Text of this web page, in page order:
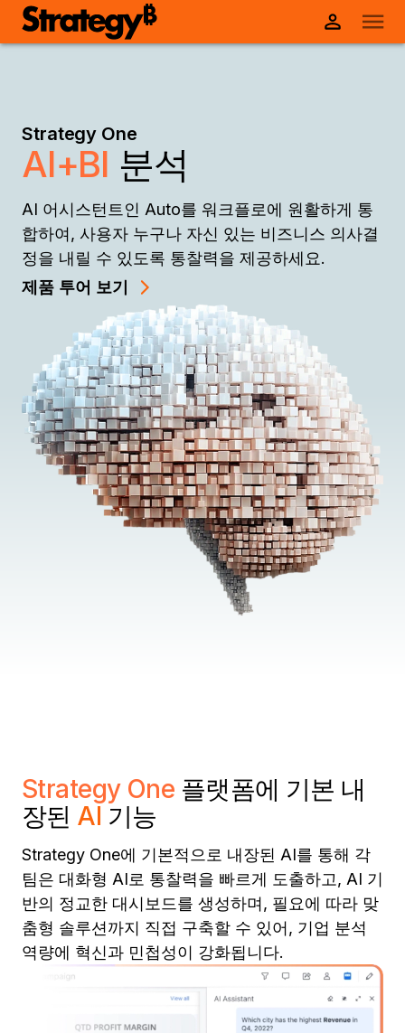
Strategy One
AI+BI 분석
AI 어시스턴트인 Auto를 워크플로에 원활하게 통
합하여, 사용자 누구나 자신 있는 비즈니스 의사결
정을 내릴 수 있도록 통찰력을 제공하세요.
제품 투어 보기
Strategy One 플랫폼에 기본 내
장된 AI 기능
Strategy One에 기본적으로 내장된 AI를 통해 각
팀은 대화형 AI로 통찰력을 빠르게 도출하고, AI 기
반의 정교한 대시보드를 생성하며, 필요에 따라 맞
춤형 솔루션까지 직접 구축할 수 있어, 기업 분석
역량에 혁신과 민첩성이 강화됩니다.